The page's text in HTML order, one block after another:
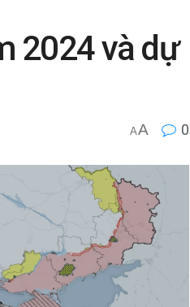
2024 và dự
AA 0